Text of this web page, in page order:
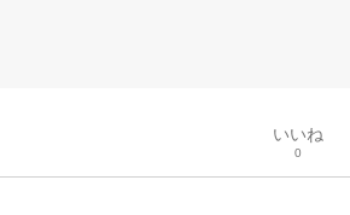
いいね
0